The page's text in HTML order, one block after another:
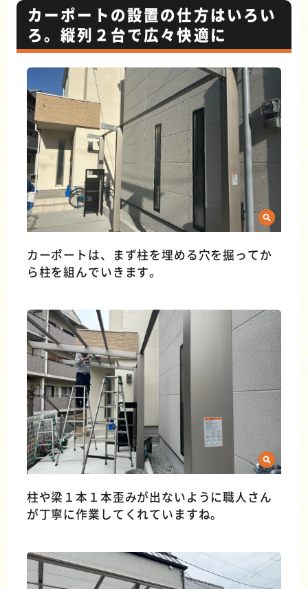
カーポートの設置の仕方はいろい
ろ。縦列２台で広々快適に
カーポートは、まず柱を埋める穴を掘ってか
ら柱を組んでいきます。
柱や梁１本１本歪みが出ないように職人さん
が丁寧に作業してくれていますね。